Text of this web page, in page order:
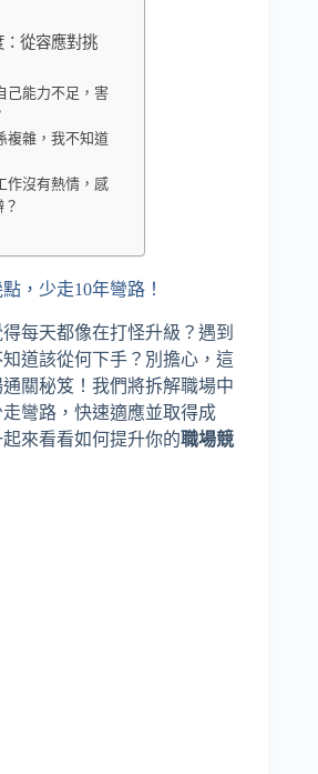
：從容應對挑
己能力不足，害
複雜，我不知道
作沒有熱情，感
，少走10年彎路！
每天都像在打怪升級？遇到
道該從何下手？別擔心，這
關秘笈！我們將拆解職場中
彎路，快速適應並取得成
來看看如何提升你的職場競